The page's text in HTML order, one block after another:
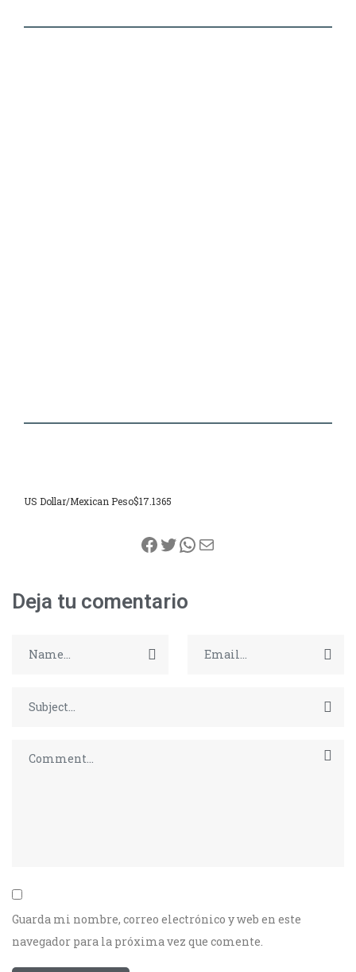
US Dollar/Mexican Peso$17.1365
Facebook
Twitter
WhatsApp
Correo electrónico
Deja tu comentario
Guarda mi nombre, correo electrónico y web en este
navegador para la próxima vez que comente.